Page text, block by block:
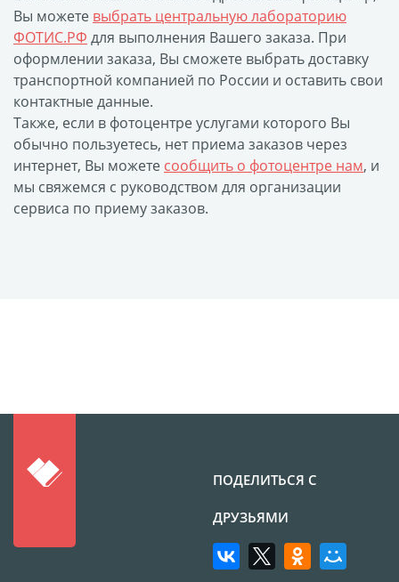
Письмо от Деда Мороза
Таблички на
автомобиль
Номер на коляску
Конверты
Пластиковые карты
Флаги
Футляр для CD/DVD
Открытки и
Рамки и шары водяные
Фотокарточки
Наклейки и стикеры
Вы можете выбрать центральную лабораторию
ФОТИС.РФ для выполнения Вашего заказа. При
оформлении заказа, Вы сможете выбрать доставку
транспортной компанией по России и оставить свои
контактные данные.
Также, если в фотоцентре услугами которого Вы
обычно пользуетесь, нет приема заказов через
интернет, Вы можете сообщить о фотоцентре нам, и
мы свяжемся с руководством для организации
сервиса по приему заказов.
ПОДЕЛИТЬСЯ С
ДРУЗЬЯМИ